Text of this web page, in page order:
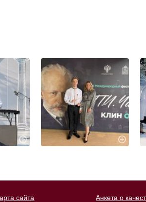
сайта
Анкета о